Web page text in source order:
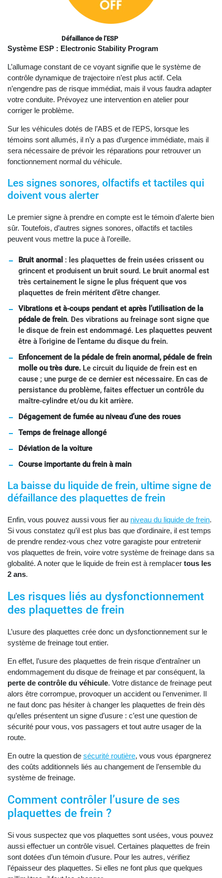
Défaillance de l’ESP
Système ESP : Electronic Stability Program
L’allumage constant de ce voyant signifie que le système de
contrôle dynamique de trajectoire n’est plus actif. Cela
n’engendre pas de risque immédiat, mais il vous faudra adapter
votre conduite. Prévoyez une intervention en atelier pour
corriger le problème.
Sur les véhicules dotés de l’ABS et de l’EPS, lorsque les
témoins sont allumés, il n’y a pas d’urgence immédiate, mais il
sera nécessaire de prévoir les réparations pour retrouver un
fonctionnement normal du véhicule.
Les signes sonores, olfactifs et tactiles qui
doivent vous alerter
Le premier signe à prendre en compte est le témoin d’alerte bien
sûr. Toutefois, d’autres signes sonores, olfactifs et tactiles
peuvent vous mettre la puce à l’oreille.
Bruit anormal : les plaquettes de frein usées crissent ou
grincent et produisent un bruit sourd. Le bruit anormal est
très certainement le signe le plus fréquent que vos
plaquettes de frein méritent d’être changer.
Vibrations et à-coups pendant et après l’utilisation de la
pédale de frein. Des vibrations au freinage sont signe que
le disque de frein est endommagé. Les plaquettes peuvent
être à l’origine de l’entame du disque du frein.
Enfoncement de la pédale de frein anormal, pédale de frein
molle ou très dure. Le circuit du liquide de frein est en
cause ; une purge de ce dernier est nécessaire. En cas de
persistance du problème, faites effectuer un contrôle du
maître-cylindre et/ou du kit arrière.
Dégagement de fumée au niveau d’une des roues
Temps de freinage allongé
Déviation de la voiture
Course importante du frein à main
La baisse du liquide de frein, ultime signe de
défaillance des plaquettes de frein
Enfin, vous pouvez aussi vous fier au niveau du liquide de frein.
Si vous constatez qu’il est plus bas que d’ordinaire, il est temps
de prendre rendez-vous chez votre garagiste pour entretenir
vos plaquettes de frein, voire votre système de freinage dans sa
globalité. A noter que le liquide de frein est à remplacer tous les
2 ans.
Les risques liés au dysfonctionnement
des plaquettes de frein
L’usure des plaquettes crée donc un dysfonctionnement sur le
système de freinage tout entier.
En effet, l’usure des plaquettes de frein risque d’entraîner un
endommagement du disque de freinage et par conséquent, la
perte de contrôle du véhicule. Votre distance de freinage peut
alors être corrompue, provoquer un accident ou l’envenimer. Il
ne faut donc pas hésiter à changer les plaquettes de frein dès
qu’elles présentent un signe d’usure : c’est une question de
sécurité pour vous, vos passagers et tout autre usager de la
route.
En outre la question de sécurité routière, vous vous épargnerez
des coûts additionnels liés au changement de l’ensemble du
système de freinage.
Comment contrôler l’usure de ses
plaquettes de frein ?
Si vous suspectez que vos plaquettes sont usées, vous pouvez
aussi effectuer un contrôle visuel. Certaines plaquettes de frein
sont dotées d’un témoin d’usure. Pour les autres, vérifiez
l’épaisseur des plaquettes. Si elles ne font plus que quelques